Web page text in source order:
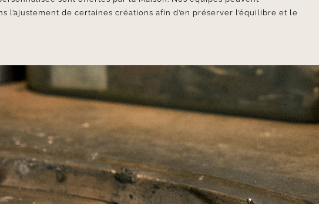
l’ajustement de certaines créations afin d’en préserver l’équilibre et le